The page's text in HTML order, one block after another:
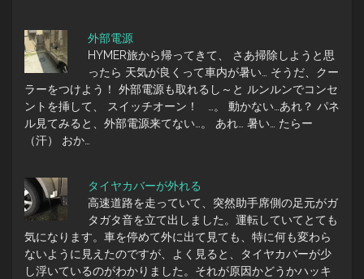
外部電源
HYMER旅から帰ってきて、 さあ掃除しようと思
ったら 天気が良くって車内が暑い… そうだ、クー
ラーをつけよう！ 外部電源も取れるし～と ルンルンでコンセ
ントを挿して、 スイッチオーン！ …。 動かない…あれ？ パネ
ル見てみると、外部電源来てない…。 あれ… 暑い… たらー
（汗） おか…
タイヤカバーが外れる
高速道路を走っていて、突然助手席側の足元がガ
タガタ音を立て出しました。運転していてとても
気になります。車を停めて外に出て見ても、特に何も変わら
ないように見えたのですが、よく見ると、タイヤカバーが少
し浮いているのがわかりました。それが原因かどうかハッキ